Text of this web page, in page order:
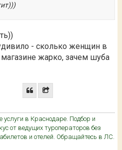
- сколько женщин в
жарко, зачем шуба
услуги в Краснодаре. Подбор и
от ведущих туроператоров без
и отелей. Обращайтесь в ЛС.